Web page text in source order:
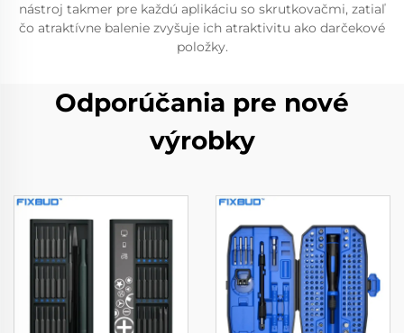
nástroj takmer pre každú aplikáciu so skrutkovačmi, zatiaľ
čo atraktívne balenie zvyšuje ich atraktivitu ako darčekové
položky.
Odporúčania pre nové
výrobky